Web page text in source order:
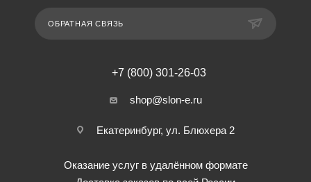
ОБРАТНАЯ СВЯЗЬ
+7 (800) 301-26-03
shop@slon-e.ru
Екатеринбург, ул. Блюхера 2
Оказание услуг в удалённом формате